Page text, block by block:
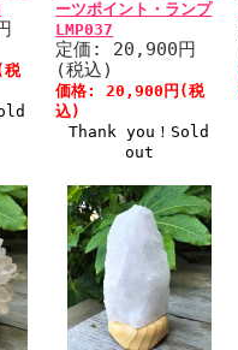
ーツポイント・ランプ
LMP037
定価: 20,900円
(税込)
価格: 20,900円(税
込)
Thank you！Sold
out